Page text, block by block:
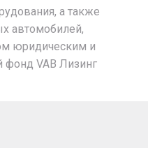
а также
автомобилей,
юридическим и
фонд VAB Лизинг